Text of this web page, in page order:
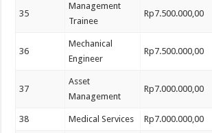
35
Management
Trainee
Rp7.500.000,00
36
Mechanical
Engineer
Rp7.500.000,00
37
Asset
Management
Rp7.000.000,00
38 Medical Services Rp7.000.000,00